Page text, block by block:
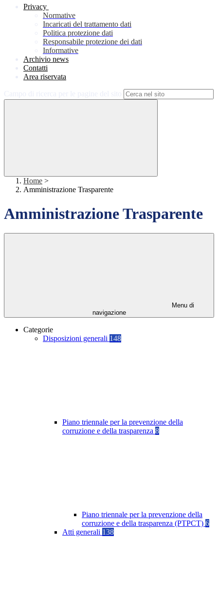
Privacy
Normative
Incaricati del trattamento dati
Politica protezione dati
Responsabile protezione dei dati
Informative
Archivio news
Contatti
Area riservata
Home >
Amministrazione Trasparente
Amministrazione Trasparente
Menu di
navigazione
Categorie
Disposizioni generali 148
Piano triennale per la prevenzione della
corruzione e della trasparenza 8
Piano triennale per la prevenzione della
corruzione e della trasparenza (PTPCT) 6
Atti generali 138